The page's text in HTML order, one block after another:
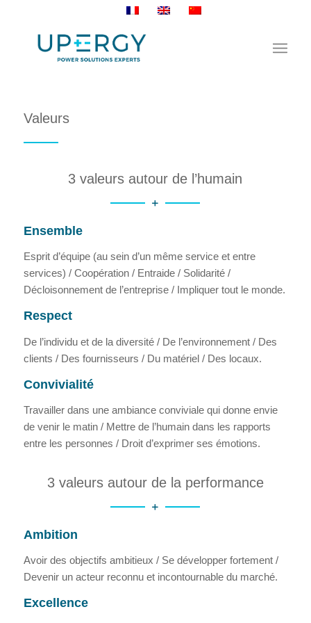
Valeurs
3 valeurs autour de l’humain
Ensemble
Esprit d’équipe (au sein d’un même service et entre
services) / Coopération / Entraide / Solidarité /
Décloisonnement de l’entreprise / Impliquer tout le monde.
Respect
De l’individu et de la diversité / De l’environnement / Des
clients / Des fournisseurs / Du matériel / Des locaux.
Convivialité
Travailler dans une ambiance conviviale qui donne envie
de venir le matin / Mettre de l’humain dans les rapports
entre les personnes / Droit d’exprimer ses émotions.
3 valeurs autour de la performance
Ambition
Avoir des objectifs ambitieux / Se développer fortement /
Devenir un acteur reconnu et incontournable du marché.
Excellence